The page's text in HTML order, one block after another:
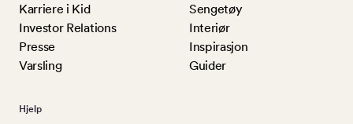
Karriere i Kid
Investor Relations
Presse
Varsling
Sengetøy
Interiør
Inspirasjon
Guider
Hjelp